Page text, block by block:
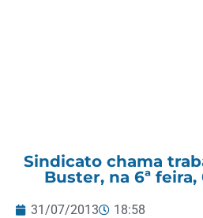
Sindicato chama
Buster, na 6ª
31/07/2013 18:58